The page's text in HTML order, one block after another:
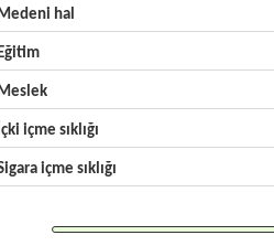
hal
içme sıklığı
içme sıklığı